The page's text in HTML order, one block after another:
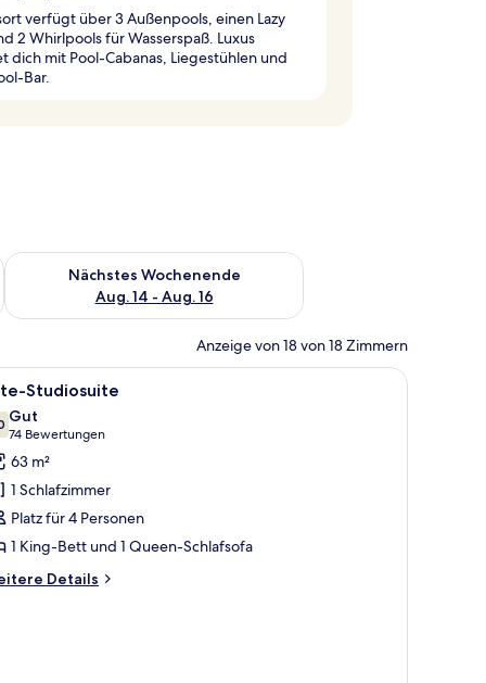
verfügt über 3 Außenpools, einen Lazy
2 Whirlpools für Wasserspaß. Luxus
dich mit Pool-Cabanas, Liegestühlen und
Bar.
Aug. 7 - Aug. 9.
Nächstes Wochenende
Aug. 14 - Aug. 16
Überprüfe die Verfügbarkeit für nächstes Wochenende, Aug.
Anzeige von 18 von 18 Zimmern
Ein Hotelzimmer mit einem großen Bett,
4 Studiosuite
von 10
Gut
74 Bewertungen
(74
Bewertungen)
63 m²
1 Schlafzimmer
Platz für 4 Personen
1 King-Bett und 1 Queen-Schlafsofa
Details